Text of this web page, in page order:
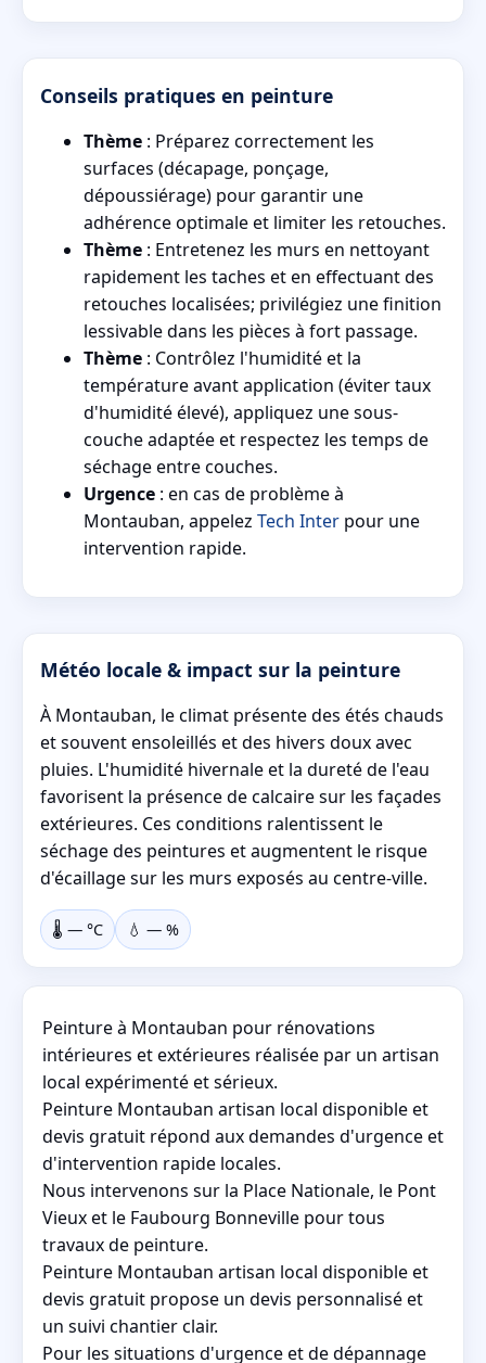
Conseils pratiques en peinture
Thème : Préparez correctement les
surfaces (décapage, ponçage,
dépoussiérage) pour garantir une
adhérence optimale et limiter les retouches.
Thème : Entretenez les murs en nettoyant
rapidement les taches et en effectuant des
retouches localisées; privilégiez une finition
lessivable dans les pièces à fort passage.
Thème : Contrôlez l'humidité et la
température avant application (éviter taux
d'humidité élevé), appliquez une sous-
couche adaptée et respectez les temps de
séchage entre couches.
Urgence : en cas de problème à
Montauban, appelez Tech Inter pour une
intervention rapide.
Météo locale & impact sur la peinture
À Montauban, le climat présente des étés chauds
et souvent ensoleillés et des hivers doux avec
pluies. L'humidité hivernale et la dureté de l'eau
favorisent la présence de calcaire sur les façades
extérieures. Ces conditions ralentissent le
séchage des peintures et augmentent le risque
d'écaillage sur les murs exposés au centre-ville.
🌡️ — °C 💧 — %
Peinture à Montauban pour rénovations
intérieures et extérieures réalisée par un artisan
local expérimenté et sérieux.
Peinture Montauban artisan local disponible et
devis gratuit répond aux demandes d'urgence et
d'intervention rapide locales.
Nous intervenons sur la Place Nationale, le Pont
Vieux et le Faubourg Bonneville pour tous
travaux de peinture.
Peinture Montauban artisan local disponible et
devis gratuit propose un devis personnalisé et
un suivi chantier clair.
Pour les situations d'urgence et de dépannage